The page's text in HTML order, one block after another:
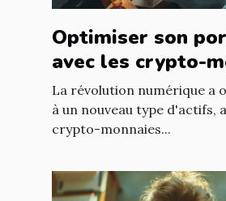
Optimiser son
avec les crypto-
de niche à faible
capitalisation
La révolution numérique a
à un nouveau type d'actifs,
crypto-monnaies...